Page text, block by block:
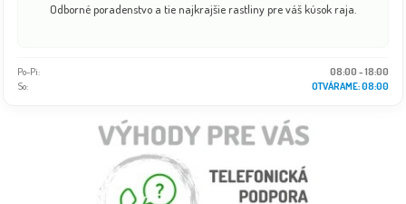
Odborné poradenstvo a tie najkrajšie rastliny pre váš kúsok raja.
Po-Pi:
08:00 - 18:00
So:
OTVÁRAME: 08:00